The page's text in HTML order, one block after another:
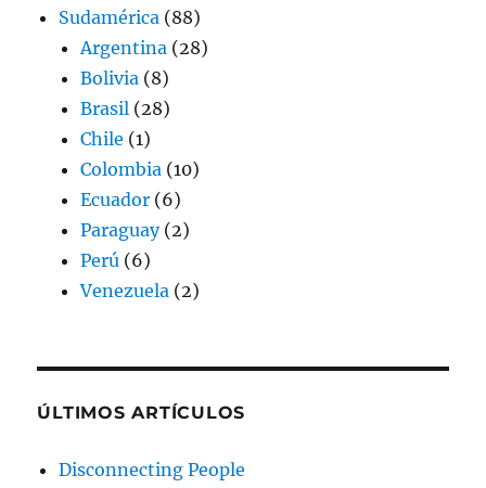
Sudamérica (88)
Argentina (28)
Bolivia (8)
Brasil (28)
Chile (1)
Colombia (10)
Ecuador (6)
Paraguay(2)
Perú (6)
Venezuela (2)
ÚLTIMOS ARTÍCULOS
Disconnecting People